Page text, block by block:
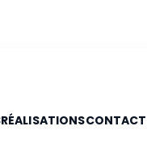
RÉALISATIONSCONTACT